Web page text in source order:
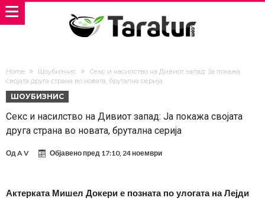
Home Шоубизнис
Секс и насилство на Дивиот запад: Ја покажа
својата друга страна во новата, брутална серија
ШОУБИЗНИС
Секс и насилство на Дивиот запад: Ја покажа својата
друга страна во новата, брутална серија
ОдA V Објавено пред 17:10, 24 ноември
Актерката Мишел Докери е позната по улогата на Лејди